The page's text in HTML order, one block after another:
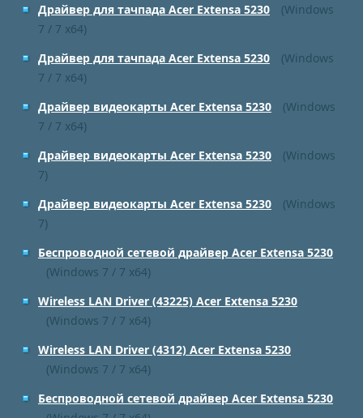
Драйвер для тачпада Acer Extensa 5230
(Windows
7 / 7 x64)
Драйвер для тачпада Acer Extensa 5230
(Windows
7 / 7 x64)
Драйвер видеокарты Acer Extensa 5230
(Windows
7 / 7 x64)
Драйвер видеокарты Acer Extensa 5230
(Windows
7)
Драйвер видеокарты Acer Extensa 5230
(Windows
7)
Беспроводной сетевой драйвер Acer Extensa 5230
(Windows 7 / 7 x64)
Wireless LAN Driver (43225) Acer Extensa 5230
(Windows 7 / 7 x64)
Wireless LAN Driver (4312) Acer Extensa 5230
(Windows 7 / 7 x64)
Беспроводной сетевой драйвер Acer Extensa 5230